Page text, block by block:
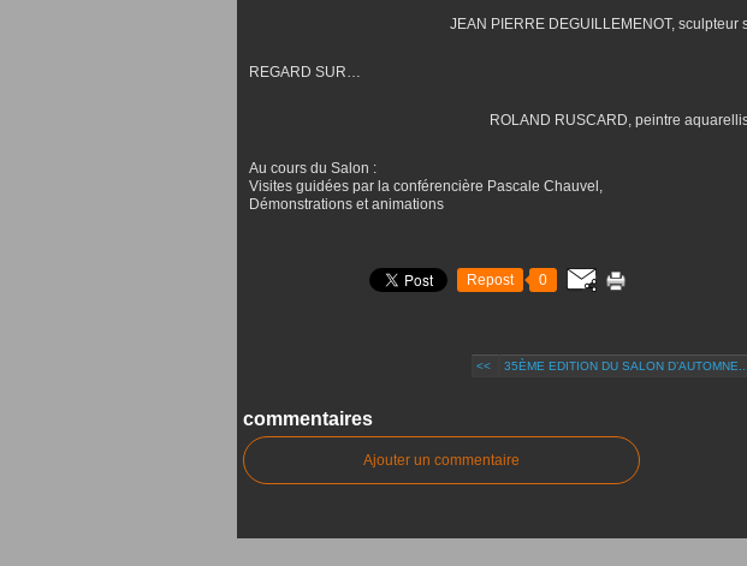
JEAN PIERRE DEGUILLEMENOT, sculpteur
REGARD SUR…
ROLAND RUSCARD, peintre
Au cours du Salon :
Visites guidées par la conférencière Pascale Chauvel,
Démonstrations et animations
Repost 0
<< 35ÈME EDITION DU SALON
commentaires
Ajouter un commentaire